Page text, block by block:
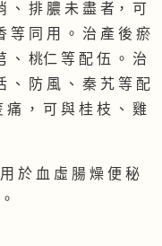
、 排 膿 未 盡 者， 可
等 同 用 。 治 產 後 瘀
、 桃仁 等 配 伍 。 治
、 防 風 、 秦 艽 等 配
痛 ， 可 與 桂 枝 、 雞
於 血 虛 腸 燥 便 秘